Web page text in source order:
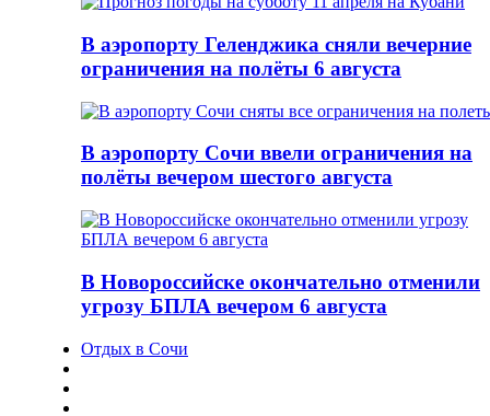
В аэропорту Геленджика сняли вечерние
ограничения на полёты 6 августа
В аэропорту Сочи ввели ограничения на
полёты вечером шестого августа
В Новороссийске окончательно отменили
угрозу БПЛА вечером 6 августа
Отдых в Сочи